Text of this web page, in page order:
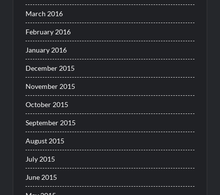
March 2016
February 2016
January 2016
December 2015
November 2015
October 2015
September 2015
August 2015
July 2015
June 2015